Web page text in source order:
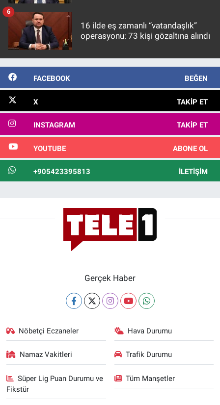
16 ilde eş zamanlı “vatandaşlık”
operasyonu: 73 kişi gözaltına alındı
6
FACEBOOK BEĞEN
X TAKIP ET
INSTAGRAM TAKIP ET
YOUTUBE ABONE OL
+905423395813 İLETIŞIM
Gerçek Haber
Nöbetçi Eczaneler Hava Durumu
Namaz Vakitleri Trafik Durumu
Süper Lig Puan Durumu ve
Fikstür
Tüm Manşetler